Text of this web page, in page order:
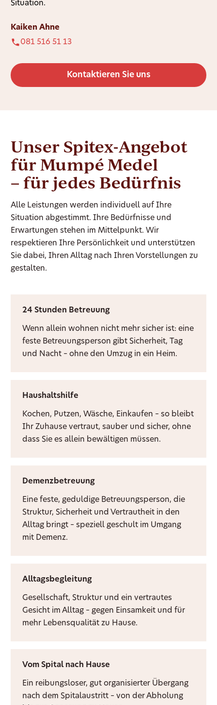
Situation.
Kaiken Ahne
081 516 51 13
Kontaktieren Sie uns
Unser Spitex-Angebot
für Mumpé Medel
– für jedes Bedürfnis
Alle Leistungen werden individuell auf Ihre
Situation abgestimmt. Ihre Bedürfnisse und
Erwartungen stehen im Mittelpunkt. Wir
respektieren Ihre Persönlichkeit und unterstützen
Sie dabei, Ihren Alltag nach Ihren Vorstellungen zu
gestalten.
24 Stunden Betreuung
Wenn allein wohnen nicht mehr sicher ist: eine
feste Betreuungsperson gibt Sicherheit, Tag
und Nacht – ohne den Umzug in ein Heim.
Haushaltshilfe
Kochen, Putzen, Wäsche, Einkaufen – so bleibt
Ihr Zuhause vertraut, sauber und sicher, ohne
dass Sie es allein bewältigen müssen.
Demenzbetreuung
Eine feste, geduldige Betreuungsperson, die
Struktur, Sicherheit und Vertrautheit in den
Alltag bringt – speziell geschult im Umgang
mit Demenz.
Alltagsbegleitung
Gesellschaft, Struktur und ein vertrautes
Gesicht im Alltag – gegen Einsamkeit und für
mehr Lebensqualität zu Hause.
Vom Spital nach Hause
Ein reibungsloser, gut organisierter Übergang
nach dem Spitalaustritt – von der Abholung